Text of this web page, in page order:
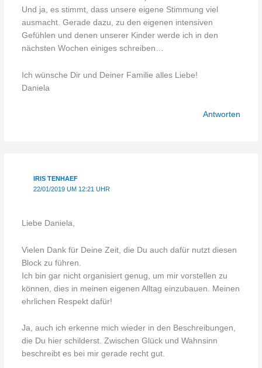
Und ja, es stimmt, dass unsere eigene Stimmung viel
ausmacht. Gerade dazu, zu den eigenen intensiven
Gefühlen und denen unserer Kinder werde ich in den
nächsten Wochen einiges schreiben…
Ich wünsche Dir und Deiner Familie alles Liebe!
Daniela
Antworten
IRIS TENHAEF
22/01/2019 UM 12:21 UHR
Liebe Daniela,
Vielen Dank für Deine Zeit, die Du auch dafür nutzt diesen
Block zu führen.
Ich bin gar nicht organisiert genug, um mir vorstellen zu
können, dies in meinen eigenen Alltag einzubauen. Meinen
ehrlichen Respekt dafür!
Ja, auch ich erkenne mich wieder in den Beschreibungen,
die Du hier schilderst. Zwischen Glück und Wahnsinn
beschreibt es bei mir gerade recht gut.